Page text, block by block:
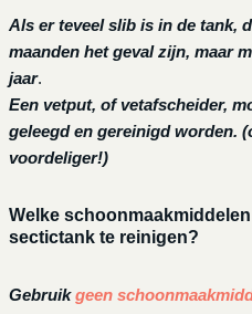
Als er teveel slib is in de tank,
maanden het geval zijn, maar
jaar.
Een vetput, of vetafscheider,
geleegd en gereinigd worden.
voordeliger!)
Welke
sectictank te reinigen?
Gebruikgeen